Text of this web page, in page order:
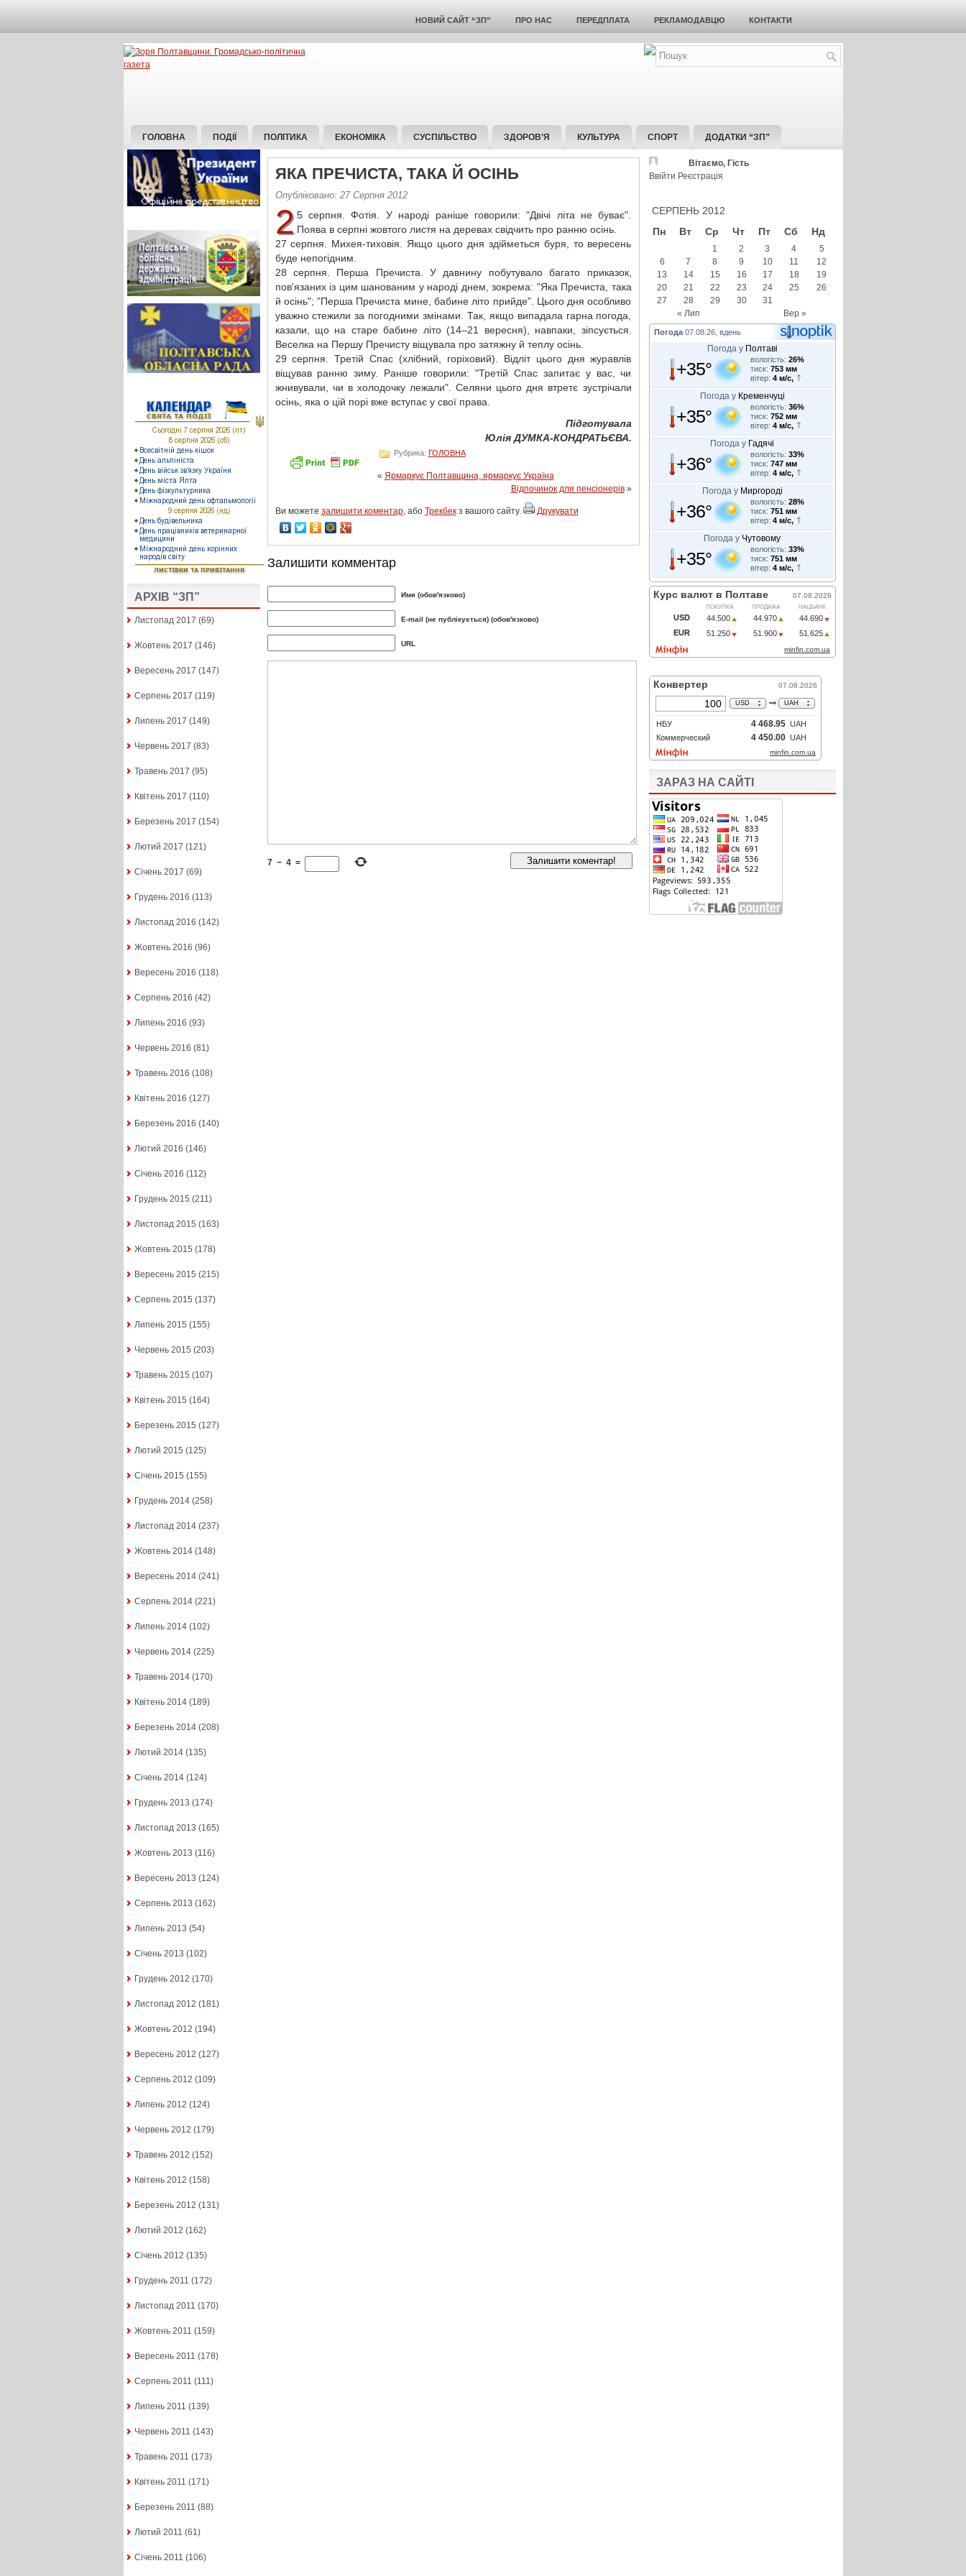
НОВИЙ САЙТ “ЗП” ПРО НАС ПЕРЕДПЛАТА РЕКЛАМОДАВЦЮ КОНТАКТИ
ГОЛОВНА ПОДІЇ ПОЛІТИКА ЕКОНОМІКА СУСПІЛЬСТВО ЗДОРОВ’Я КУЛЬТУРА СПОРТ ДОДАТКИ “ЗП”
АРХІВ “ЗП”
Листопад 2017 (69)
Жовтень 2017 (146)
Вересень 2017 (147)
Серпень 2017 (119)
Липень 2017 (149)
Червень 2017 (83)
Травень 2017 (95)
Квітень 2017 (110)
Березень 2017 (154)
Лютий 2017 (121)
Січень 2017 (69)
Грудень 2016 (113)
Листопад 2016 (142)
Жовтень 2016 (96)
Вересень 2016 (118)
Серпень 2016 (42)
Липень 2016 (93)
Червень 2016 (81)
Травень 2016 (108)
Квітень 2016 (127)
Березень 2016 (140)
Лютий 2016 (146)
Січень 2016 (112)
Грудень 2015 (211)
Листопад 2015 (163)
Жовтень 2015 (178)
Вересень 2015 (215)
Серпень 2015 (137)
Липень 2015 (155)
Червень 2015 (203)
Травень 2015 (107)
Квітень 2015 (164)
Березень 2015 (127)
Лютий 2015 (125)
Січень 2015 (155)
Грудень 2014(258)
Листопад 2014(237)
Жовтень 2014(148)
Вересень 2014(241)
Серпень 2014(221)
Липень 2014(102)
Червень 2014(225)
Травень 2014(170)
Квітень 2014(189)
Березень 2014(208)
Лютий 2014(135)
Січень 2014(124)
Грудень 2013 (174)
Листопад 2013 (165)
Жовтень 2013 (116)
Вересень 2013 (124)
Серпень 2013 (162)
Липень 2013 (54)
Січень 2013 (102)
Грудень 2012 (170)
Листопад 2012 (181)
Жовтень 2012 (194)
Вересень 2012 (127)
Серпень 2012 (109)
Липень 2012 (124)
Червень 2012 (179)
Травень 2012 (152)
Квітень 2012 (158)
Березень 2012 (131)
Лютий 2012 (162)
Січень 2012 (135)
Грудень 2011 (172)
Листопад 2011 (170)
Жовтень 2011 (159)
Вересень 2011 (178)
Серпень 2011 (111)
Липень 2011 (139)
Червень 2011 (143)
Травень 2011 (173)
Квітень 2011 (171)
Березень 2011 (88)
Лютий 2011 (61)
Січень 2011 (106)
ЯКА ПРЕЧИСТА, ТАКА Й ОСІНЬ
Опубліковано: 27 Серпня 2012
2 5 серпня. Фотія. У народі раніше говорили: "Двічі літа не буває".
Поява в серпні жовтого листя на деревах свідчить про ранню осінь.
27 серпня. Михея-тиховія. Якщо цього дня здійметься буря, то вересень
буде непогідним.
28 серпня. Перша Пречиста. У давнину побутувало багато приказок,
пов'язаних із цим шанованим у народі днем, зокрема: "Яка Пречиста, така
й осінь"; "Перша Пречиста мине, бабине літо прийде". Цього дня особливо
уважно стежили за погодними змінами. Так, якщо випадала гарна погода,
казали, що на старе бабине літо (14–21 вересня), навпаки, зіпсується.
Веселка на Першу Пречисту віщувала про затяжну й теплу осінь.
29 серпня. Третій Спас (хлібний, горіховий). Відліт цього дня журавлів
віщував ранню зиму. Раніше говорили: "Третій Спас запитає у вас, чи
жнивували, чи в холодочку лежали". Селяни цього дня втретє зустрічали
осінь, яка о цій порі вже вступає у свої права.
Підготувала
Юлія ДУМКА-КОНДРАТЬЄВА.
Рубрика: ГОЛОВНА
« Ярмаркує Полтавщина, ярмаркує Україна
Відпочинок для пенсіонерів»
Ви можете залишити коментар, або Трекбекз вашого сайту. Друкувати
Залишити комментар
Имя (обов'язково)
E-mail (не публікується) (обов'язково)
URL
7 − 4 =
Вітаємо, Гість
Ввійти Реєстрація
СЕРПЕНЬ 2012
Пн
Вт Ср Чт Пт Сб Нд
« Лип Вер »
1 2 3 4
5
6
7 8 9 10 11
12
13
14 15 16 17 18
19
20
21 22 23 24 25
26
27
28 29 30 31
Погода 07.08.26, вдень
Погода у Полтаві
+35° вологість: 26%
тиск: 753 мм
вітер: 4 м/с,
Погода у Кременчуці
+35° вологість: 36%
тиск: 752 мм
вітер: 4 м/с,
Погода у Гадячі
+36° вологість: 33%
тиск: 747 мм
вітер: 4 м/с,
Погода у Миргороді
+36° вологість: 28%
тиск: 751 мм
вітер: 4 м/с,
Погода у Чутовому
+35° вологість: 33%
тиск: 751 мм
вітер: 4 м/с,
ЗАРАЗ НА САЙТІ